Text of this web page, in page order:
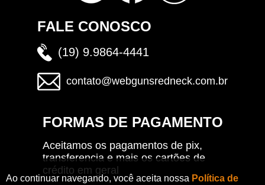
Ao continuar navegando, você aceita nossa Política de
FALE CONOSCO
(19) 9.9864-4441
contato@webgunsredneck.com.br
FORMAS DE PAGAMENTO
Aceitamos os pagamentos de pix,
transferencia e mais os cartões de
crédito em geral